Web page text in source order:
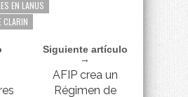
EN LANUS
CLARIN
Siguiente artículo
→
AFIP crea un
Régimen de